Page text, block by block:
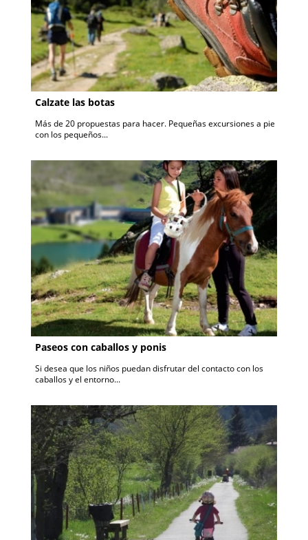
Calzate las botas
Más de 20 propuestas para hacer. Pequeñas excursiones a pie
con los pequeños...
Paseos con caballos y ponis
Si desea que los niños puedan disfrutar del contacto con los
caballos y el entorno...